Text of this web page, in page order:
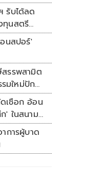
รับได้ลด
ทุนสตรี
นสปอร์'
สรรพสามิต
มใหม่ปัก
เชือก อ้อน
' ในสนาม
การผู้บาด